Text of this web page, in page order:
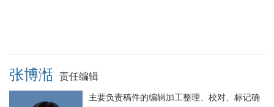
张博湉 责任编辑
主要负责稿件的编辑加工整理、校对、标记确